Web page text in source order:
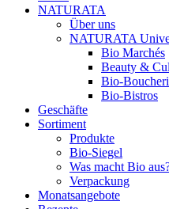
NATURATA
Über uns
NATURATA
Bio Marchés
Beauty &
Bio-
Bio-Bistros
Geschäfte
Sortiment
Produkte
Bio-Siegel
Was macht Bio
Verpackung
Monatsangebote